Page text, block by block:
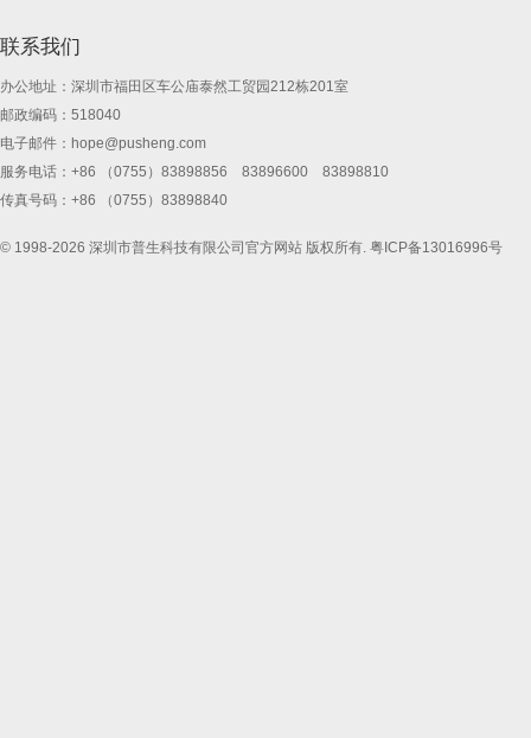
联系我们
办公地址：深圳市福田区车公庙泰然工贸园212栋201室
邮政编码：518040
电子邮件： hope@pusheng.com
服务电话：+86 （0755）83898856 83896600 83898810
传真号码：+86 （0755）83898840
© 1998-2026 深圳市普生科技有限公司官方网站 版权所有. 粤ICP备13016996号